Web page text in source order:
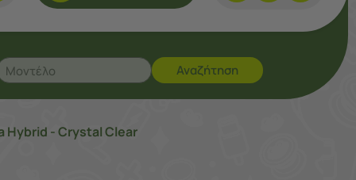
Αναζήτηση
Hybrid - Crystal Clear